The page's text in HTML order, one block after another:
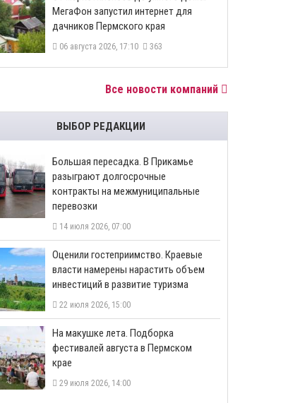
МегаФон запустил интернет для
дачников Пермского края
06 августа 2026, 17:10 363
Все новости компаний
ВЫБОР РЕДАКЦИИ
Большая пересадка. В Прикамье
разыграют долгосрочные
контракты на межмуниципальные
перевозки
14 июля 2026, 07:00
Оценили гостеприимство. Краевые
власти намерены нарастить объем
инвестиций в развитие туризма
22 июля 2026, 15:00
На макушке лета. Подборка
фестивалей августа в Пермском
крае
29 июля 2026, 14:00